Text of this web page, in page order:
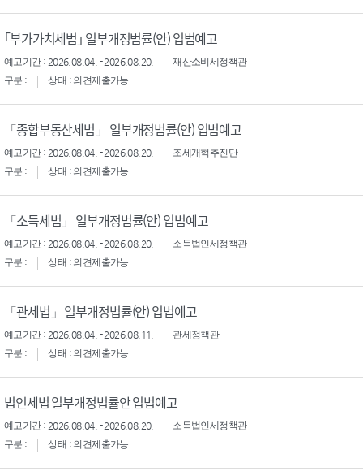
｢부가가치세법｣ 일부개정법률(안) 입법예고
예고기간 : 2026.08.04. - 2026.08.20.
재산소비세정책관
구분 :
상태 : 의견제출가능
「종합부동산세법」 일부개정법률(안) 입법예고
예고기간 : 2026.08.04. - 2026.08.20.
조세개혁추진단
구분 :
상태 : 의견제출가능
「소득세법」 일부개정법률(안) 입법예고
예고기간 : 2026.08.04. - 2026.08.20.
소득법인세정책관
구분 :
상태 : 의견제출가능
「관세법」 일부개정법률(안) 입법예고
예고기간 : 2026.08.04. - 2026.08.11.
관세정책관
구분 :
상태 : 의견제출가능
법인세법 일부개정법률안 입법예고
예고기간 : 2026.08.04. - 2026.08.20.
소득법인세정책관
구분 :
상태 : 의견제출가능